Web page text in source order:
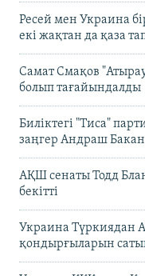
Ресей мен Украина
екі жақтан да қаза
Самат Смақов
болып тағайындалды
Биліктегі "Тиса"
заңгер Андраш
АҚШ сенаты Тодд
бекітті
Украина Түркиядан
қондырғыларын